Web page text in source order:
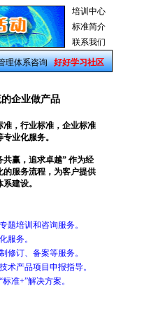
培训中心
标准简介
联系我们
理体系咨询 好好学习社区
企业做产品
，行业标准，企业标准
业化服务。
共赢，追求卓越” 作为经
服务流程，为客户提供
建设。
题培训和咨询服务。
服务。
修订、备案等服务。
术产品项目申报指导。
准+”解决方案。